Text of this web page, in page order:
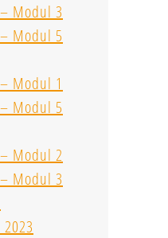
Modul 3
Modul 5
Modul 1
Modul 5
Modul 2
Modul 3